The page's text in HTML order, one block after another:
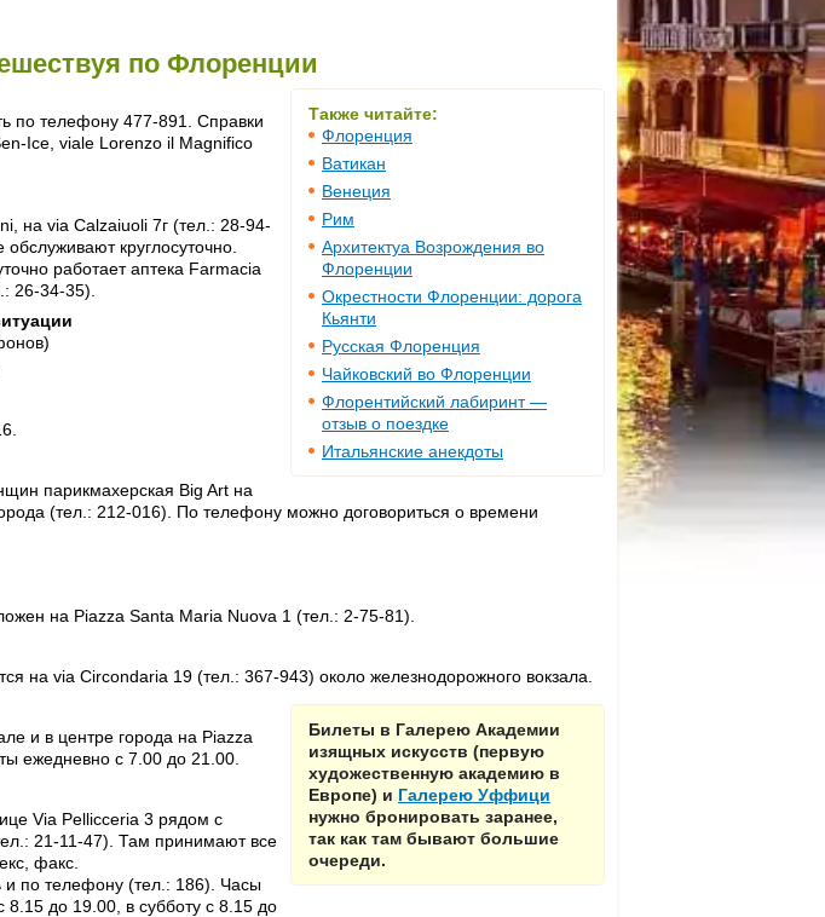
по Флоренции
Также читайте:
Флоренция
Ватикан
Венеция
Рим
Архитектуа Возрождения во
Флоренции
Окрестности Флоренции: дорога
Кьянти
Русская Флоренция
Чайковский во Флоренции
Флорентийский лабиринт —
отзыв о поездке
Итальянские анекдоты
по телефону 477-891. Справки
Ice, viale Lorenzo il Magnifico
на via Calzaiuoli 7г (тел.: 28-94-
обслуживают круглосуточно.
работает аптека Farmacia
26-34-35).
парикмахерская Big Art на
(тел.: 212-016). По телефону можно договориться о времени
на Piazza Santa Maria Nuova 1 (тел.: 2-75-81).
на via Circondaria 19 (тел.: 367-943) около железнодорожного вокзала.
Билеты в Галерею Академии
изящных искусств (первую
художественную академию в
Европе) и Галерею Уффици
нужно бронировать заранее,
так как там бывают большие
очереди.
и в центре города на Piazza
ежедневно с 7.00 до 21.00.
Via Pellicceria 3 рядом с
21-11-47). Там принимают все
факс.
по телефону (тел.: 186). Часы
8.15 до 19.00, в субботу с 8.15 до